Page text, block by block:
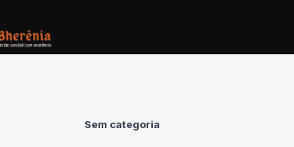
Sem categoria